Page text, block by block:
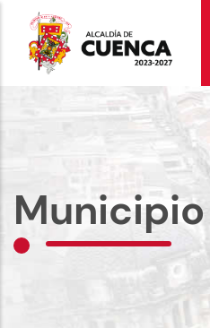
contenido
principal
Municipio